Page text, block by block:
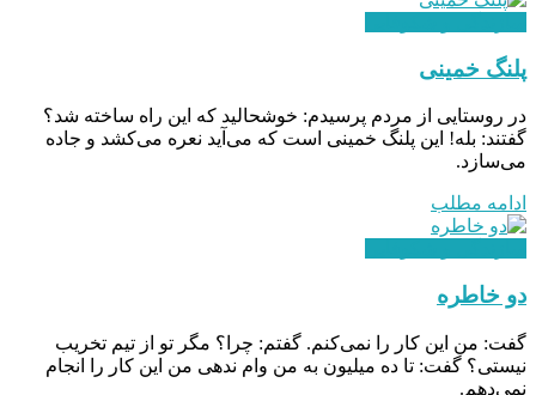
پلنگ خمینی
در روستایی از مردم پرسیدم: خوشحالید که این راه ساخته شد؟
‌گفتند: بله! این پلنگ خمینی است که می‌آید نعره می‌کشد و جاده
می‌سازد.
ادامه مطلب
دو خاطره
گفت: من این کار را نمی‌کنم. گفتم: چرا؟ مگر تو از تیم تخریب
نیستی؟ گفت: تا ده میلیون به من وام ندهی من این کار را انجام
نمی‌دهم.